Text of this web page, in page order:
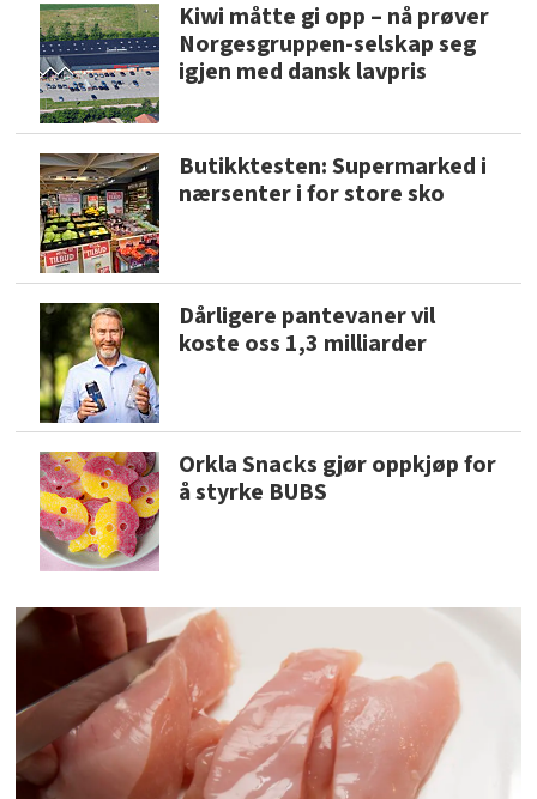
Kiwi måtte gi opp – nå prøver
Norgesgruppen-selskap seg
igjen med dansk lavpris
Butikktesten: Supermarked i
nærsenter i for store sko
Dårligere pantevaner vil
koste oss 1,3 milliarder
Orkla Snacks gjør oppkjøp for
å styrke BUBS